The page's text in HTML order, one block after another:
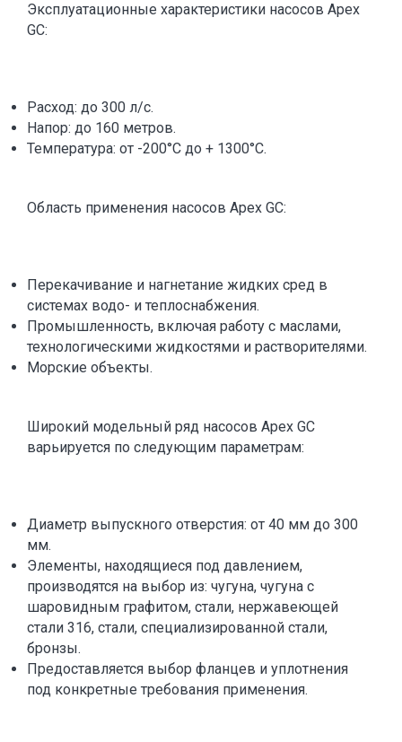
Эксплуатационные характеристики насосов Apex
GC:
Расход: до 300 л/с.
Напор: до 160 метров.
Температура: от -200°C до + 1300°C.
Область применения насосов Apex GC:
Перекачивание и нагнетание жидких сред в
системах водо- и теплоснабжения.
Промышленность, включая работу с маслами,
технологическими жидкостями и растворителями.
Морские объекты.
Широкий модельный ряд насосов Apex GC
варьируется по следующим параметрам:
Диаметр выпускного отверстия: от 40 мм до 300
мм.
Элементы, находящиеся под давлением,
производятся на выбор из: чугуна, чугуна с
шаровидным графитом, стали, нержавеющей
стали 316, стали, специализированной стали,
бронзы.
Предоставляется выбор фланцев и уплотнения
под конкретные требования применения.